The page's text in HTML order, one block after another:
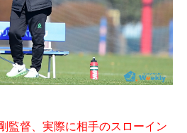
監督、実際に相手のスローイン